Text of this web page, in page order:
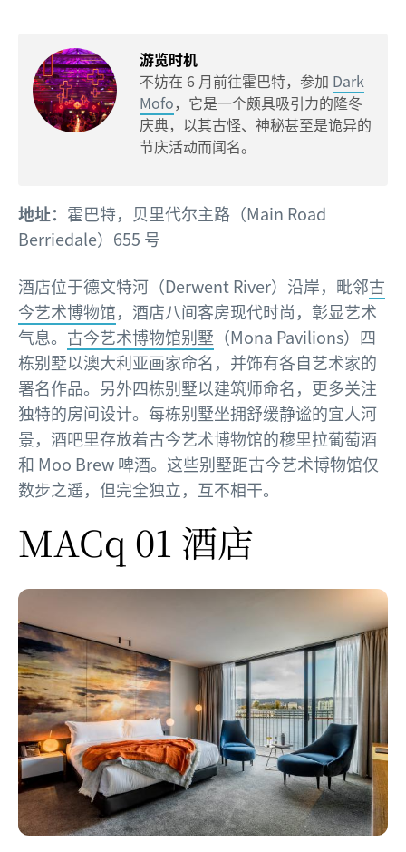
游览时机
不妨在 6 月前往霍巴特，参加 Dark
Mofo，它是一个颇具吸引力的隆冬
庆典，以其古怪、神秘甚至是诡异的
节庆活动而闻名。
地址： 霍巴特，贝里代尔主路（Main Road
Berriedale）655 号
酒店位于德文特河（Derwent River）沿岸，毗邻古
今艺术博物馆，酒店八间客房现代时尚，彰显艺术
气息。 古今艺术博物馆别墅 （Mona Pavilions）四
栋别墅以澳大利亚画家命名，并饰有各自艺术家的
署名作品。另外四栋别墅以建筑师命名，更多关注
独特的房间设计。每栋别墅坐拥舒缓静谧的宜人河
景，酒吧里存放着古今艺术博物馆的穆里拉葡萄酒
和 Moo Brew 啤酒。这些别墅距古今艺术博物馆仅
数步之遥，但完全独立，互不相干。
MACq 01 酒店